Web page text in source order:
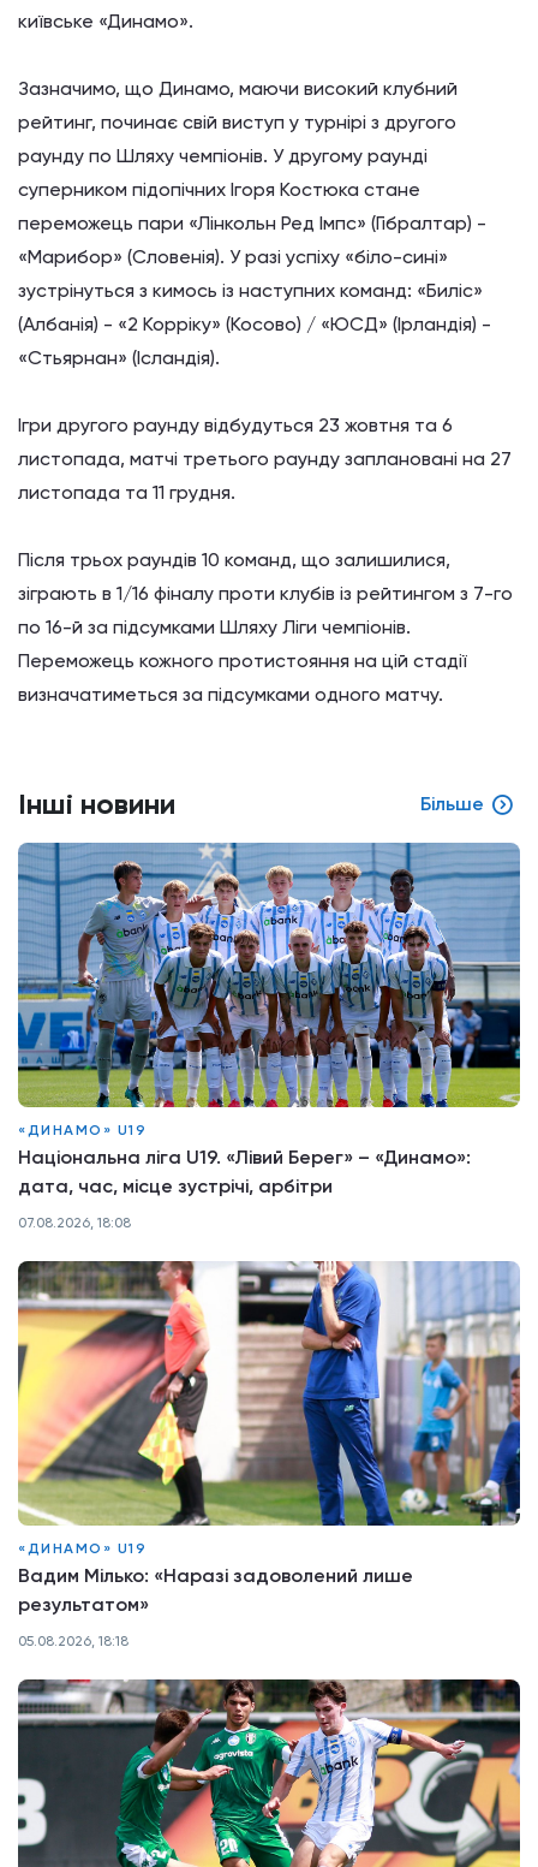
київське «Динамо».
Зазначимо, що Динамо, маючи високий клубний
рейтинг, починає свій виступ у турнірі з другого
раунду по Шляху чемпіонів. У другому раунді
суперником підопічних Ігоря Костюка стане
переможець пари «Лінкольн Ред Імпс» (Гібралтар) -
«Марибор» (Словенія). У разі успіху «біло-сині»
зустрінуться з кимось із наступних команд: «Биліс»
(Албанія) - «2 Корріку» (Косово) / «ЮСД» (Ірландія) -
«Стьярнан» (Ісландія).
Ігри другого раунду відбудуться 23 жовтня та 6
листопада, матчі третього раунду заплановані на 27
листопада та 11 грудня.
Після трьох раундів 10 команд, що залишилися,
зіграють в 1/16 фіналу проти клубів із рейтингом з 7-го
по 16-й за підсумками Шляху Ліги чемпіонів.
Переможець кожного протистояння на цій стадії
визначатиметься за підсумками одного матчу.
Інші новини Більше
«ДИНАМО» U19
Національна ліга U19. «Лівий Берег» – «Динамо»:
дата, час, місце зустрічі, арбітри
07.08.2026, 18:08
«ДИНАМО» U19
Вадим Мілько: «Наразі задоволений лише
результатом»
05.08.2026, 18:18